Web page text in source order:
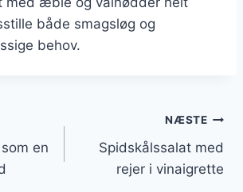
både smagsløg og
behov.
en
NÆSTE
Spidskålssalat med
rejer i vinaigrette